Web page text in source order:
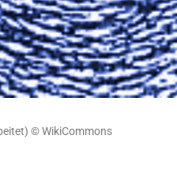
© WikiCommons